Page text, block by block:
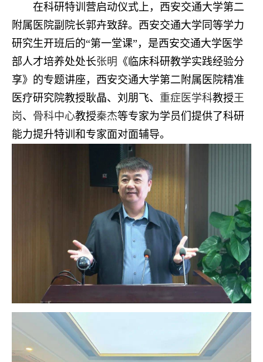
在科研特训营启动仪式上，西安交通大学第二
附属医院副院长郭卉致辞。西安交通大学同等学力
研究生开班后的“第一堂课”，是西安交通大学医学
部人才培养处处长张明 《临床科研教学实践经验分
享》的专题讲座，西安交通大学第二附属医院精准
医疗研究院教授耿晶、刘朋飞、 重症医学科教授王
岗、 骨科中心教授秦杰等专家为学员们提供了科研
能力提升特训和专家面对面辅导。